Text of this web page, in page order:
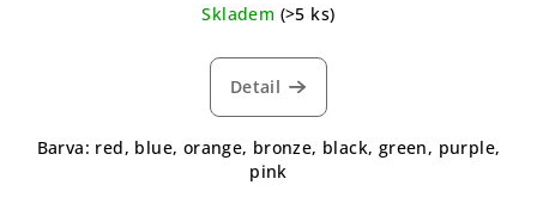
Skladem (>5 ks)
Detail
Barva: red, blue, orange, bronze, black, green, purple,
pink